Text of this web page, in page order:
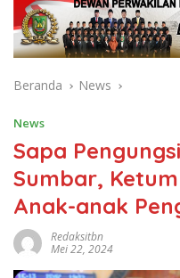
Beranda News
News
Sapa
Sumbar,
Anak-anak
Redaksitbn
Mei 22, 2024